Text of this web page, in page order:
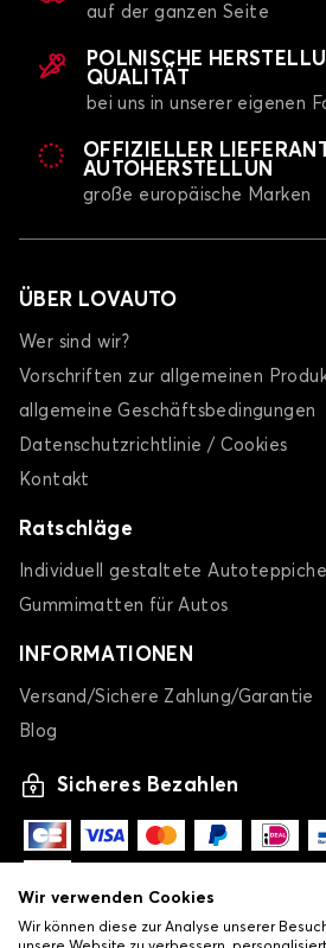
auf der ganzen Seite
POLNISCHE
QUALITÄT
bei uns in unserer eigenen
OFFIZIELLER
AUTOHERSTELLUN
große europäische Marken
ÜBER LOVAUTO
Wer sind wir?
Vorschriften zur allgemeinen
allgemeine Geschäftsbedingungen
Datenschutzrichtlinie / Cookies
Kontakt
Ratschläge
Individuell gestaltete Autoteppiche
Gummimatten für Autos
INFORMATIONEN
Versand/Sichere Zahlung/Garantie
Blog
Sicheres Bezahlen
Wir verwenden Cookies
Wir können diese zur Analyse unserer